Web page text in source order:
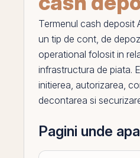
Termenul cash deposit
un tip de cont, de
operational folosit in
infrastructura de piata.
initierea, autorizarea,
decontarea si
Pagini unde